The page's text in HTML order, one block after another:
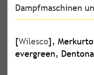
Dampfmaschinen
[Wilesco],
evergreen,